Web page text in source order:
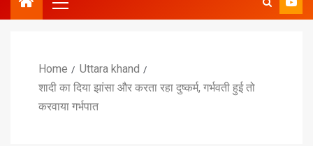
Home
Uttara khand
शादी का दिया झांसा और करता रहा दुष्कर्म, गर्भवती हुई तो
करवाया गर्भपात